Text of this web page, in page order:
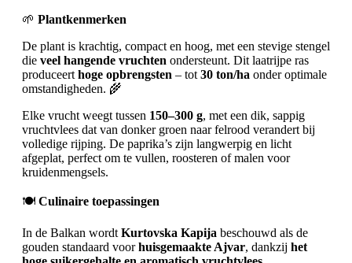
🌱 Plantkenmerken
De plant is krachtig, compact en hoog, met een stevige stengel
die veel hangende vruchten ondersteunt. Dit laatrijpe ras
produceert hoge opbrengsten – tot 30 ton/ha onder optimale
omstandigheden. 🌾
Elke vrucht weegt tussen 150–300 g, met een dik, sappig
vruchtvlees dat van donker groen naar felrood verandert bij
volledige rijping. De paprika’s zijn langwerpig en licht
afgeplat, perfect om te vullen, roosteren of malen voor
kruidenmengsels.
🍽️ Culinaire toepassingen
In de Balkan wordt Kurtovska Kapija beschouwd als de
gouden standaard voorhuisgemaakte Ajvar, dankzij het